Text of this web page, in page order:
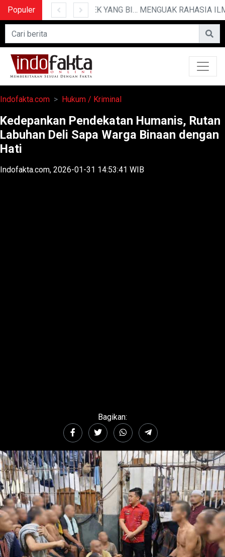
Populer 10 CERITA LUCU PENDEK YANG BIKIN NGAKAK
Indofakta.com Hukum / Kriminal
Kedepankan Pendekatan Humanis, Rutan
Labuhan Deli Sapa Warga Binaan dengan
Hati
Indofakta.com, 2026-01-31 14:53:41 WIB
Bagikan: